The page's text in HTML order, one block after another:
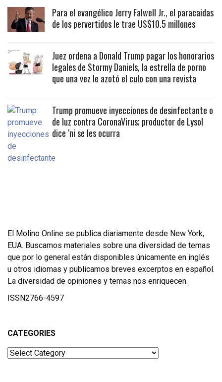
Para el evangélico Jerry Falwell Jr., el paracaidas
de los pervertidos le trae US$10.5 millones
Juez ordena a Donald Trump pagar los honorarios
legales de Stormy Daniels, la estrella de porno
que una vez le azotó el culo con una revista
Trump promueve inyecciones de desinfectante o
de luz contra CoronaVirus; productor de Lysol
dice ‘ni se les ocurra
El Molino Online se publica diariamente desde New York,
EUA. Buscamos materiales sobre una diversidad de temas
que por lo general están disponibles únicamente en inglés
u otros idiomas y publicamos breves excerptos en español.
La diversidad de opiniones y temas nos enriquecen.
ISSN2766-4597
CATEGORIES
Categories